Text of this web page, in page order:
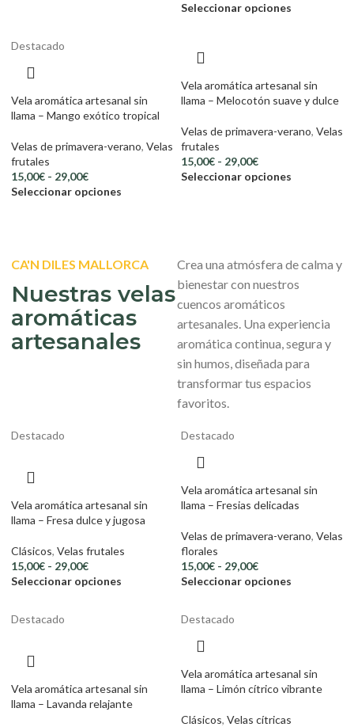
Seleccionar opciones
Destacado
Vela aromática artesanal sin
llama – Mango exótico tropical
Velas de primavera-verano, Velas
frutales
15,00€ - 29,00€
Seleccionar opciones
Vela aromática artesanal sin
llama – Melocotón suave y dulce
Velas de primavera-verano, Velas
frutales
15,00€ - 29,00€
Seleccionar opciones
CA'N DILES MALLORCA
Nuestras velas
aromáticas
artesanales
Crea una atmósfera de calma y
bienestar con nuestros
cuencos aromáticos
artesanales. Una experiencia
aromática continua, segura y
sin humos, diseñada para
transformar tus espacios
favoritos.
Destacado
Vela aromática artesanal sin
llama – Fresa dulce y jugosa
Clásicos, Velas frutales
15,00€ - 29,00€
Seleccionar opciones
Destacado
Vela aromática artesanal sin
llama – Fresias delicadas
Velas de primavera-verano, Velas
florales
15,00€ - 29,00€
Seleccionar opciones
Destacado
Vela aromática artesanal sin
llama – Lavanda relajante
Destacado
Vela aromática artesanal sin
llama – Limón cítrico vibrante
Clásicos, Velas cítricas